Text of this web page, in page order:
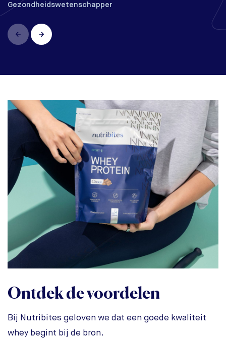
Gezondheidswetenschapper
Ontdek de voordelen
Bij Nutribites geloven we dat een goede kwaliteit
whey begint bij de bron.